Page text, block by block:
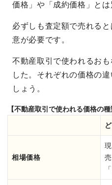
価格」や「成約価格」とは
必ずしも査定額で売れる
意が必要です。
不動産取引で使われるお
した。それぞれの価格の
しょう。
【不動産取引で使われる価格の種
相場価格